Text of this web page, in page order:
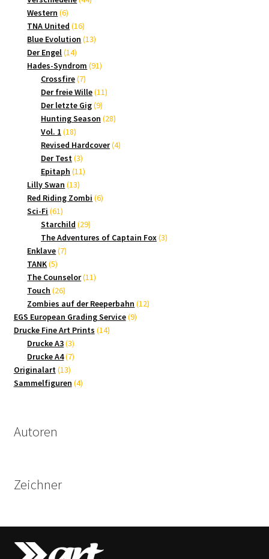
Western 66
Produkte
TNA United 1616
Produkte
Blue Evolution 1313
Der Engel 1414
Produkte
Hades-Syndrom 9191
Crossfire 77
Produkte
Der freie Wille 1111
Der letzte Gig 99
Produkte
Hunting Season 2828
Vol. 1 1818
Produkte
Revised Hardcover 44
Der Test 33
Produkte
Epitaph 1111
Lilly Swan 1313
Produkte
Red Riding Zombi 66
Sci-Fi 6161
Produkte
Starchild 2929
Produkte
The Adventures of Captain Fox 33
Enklave 77
TANK 55
Produkte
The Counselor 1111
Touch 2626
Produkte
Zombies auf der Reeperbahn 1212
EGS European Grading Service 99
Drucke Fine Art Prints 1414
Drucke A3 33
Produkte
Drucke A4 77
Originalart 1313
Produkte
Sammelfiguren 44
Autoren
Zeichner